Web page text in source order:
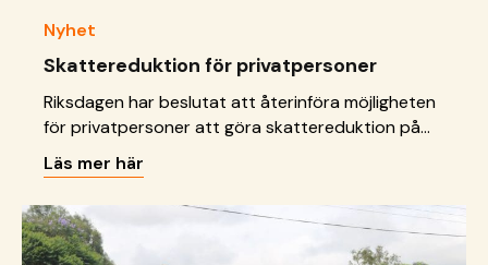
Nyhet
Skattereduktion för privatpersoner
Riksdagen har beslutat att återinföra möjligheten
för privatpersoner att göra skattereduktion på
gåvor till ideella organisationer. För givare till SOS
Barnbyar innebär det att gåvor som skänkts från
och med den 31 juli 2019 kan ligga till grund för
skattereduktion. För att kunna göra
skattereduktion behöver gåvan vara på minst
Läs mer här